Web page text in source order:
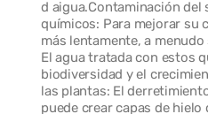
d aigua.Contaminación
químicos: Para mejorar su
más lentamente, a
El agua tratada con estos
biodiversidad y el
las plantas: El
puede crear capas de hielo